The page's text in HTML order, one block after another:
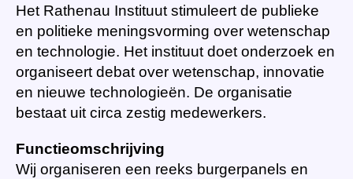
Het Rathenau Instituut stimuleert de publieke
en politieke meningsvorming over wetenschap
en technologie. Het instituut doet onderzoek en
organiseert debat over wetenschap, innovatie
en nieuwe technologieën. De organisatie
bestaat uit circa zestig medewerkers.
Functieomschrijving
Wij organiseren een reeks burgerpanels en